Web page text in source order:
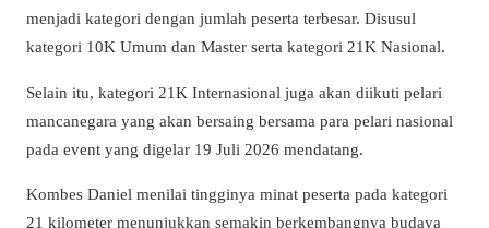
menjadi kategori dengan jumlah peserta terbesar. Disusul
kategori 10K Umum dan Master serta kategori 21K Nasional.
Selain itu, kategori 21K Internasional juga akan diikuti pelari
mancanegara yang akan bersaing bersama para pelari nasional
pada event yang digelar 19 Juli 2026 mendatang.
Kombes Daniel menilai tingginya minat peserta pada kategori
21 kilometer menunjukkan semakin berkembangnya budaya